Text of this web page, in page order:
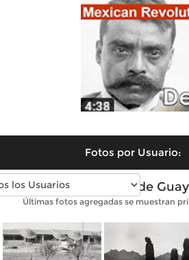
Fotos por Usuario:
Fotos antiguas de
Últimas fotos agregadas se muestran